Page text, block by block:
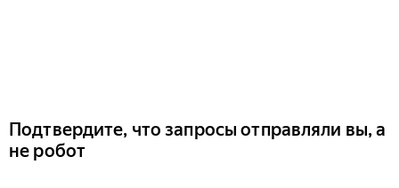
Подтвердите, что запросы отправляли вы, а
не робот